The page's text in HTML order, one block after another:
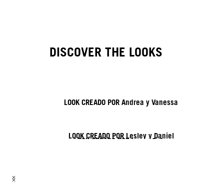
DISCOVER THE LOOKS
LOOK CREADO POR Andrea y Vanessa
LOOK CREADO POR Lesley y Daniel
LOOK CREADO POR Lisa y Sofia